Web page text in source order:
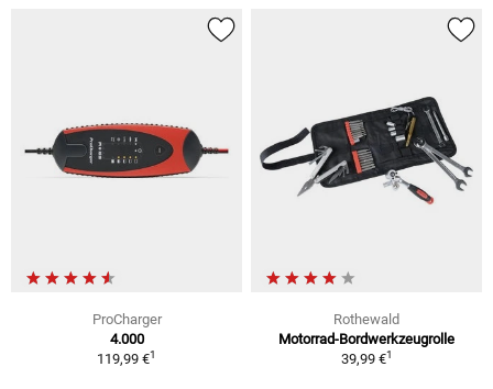
ProCharger
4.000
119,99 €1
Rothewald
Motorrad-Bordwerkzeugrolle
39,99 €1